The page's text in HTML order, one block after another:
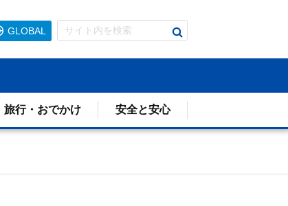
GLOBAL
旅行・おでかけ 安全と安心
検
る